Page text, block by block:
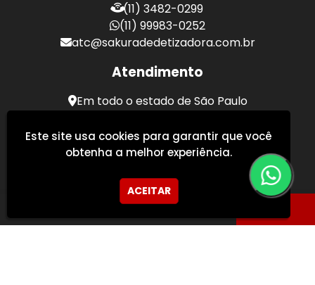
(11) 3482-0299
(11) 99983-0252
atc@sakuradedetizadora.com.br
Atendimento
Em todo o estado de São Paulo
Este site usa cookies para garantir que você
obtenha a melhor experiência.
ACEITAR